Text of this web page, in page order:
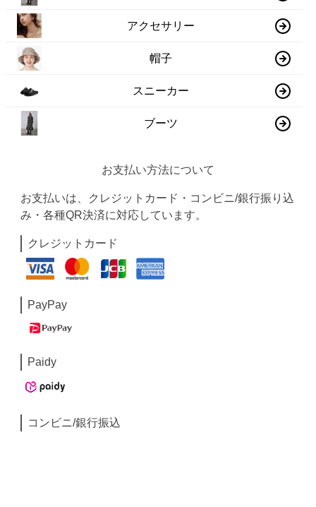
アクセサリー
帽子
スニーカー
ブーツ
お支払い方法について
お支払いは、クレジットカード・コンビニ/銀行振り込
み・各種QR決済に対応しています。
クレジットカード
PayPay
Paidy
コンビニ/銀行振込